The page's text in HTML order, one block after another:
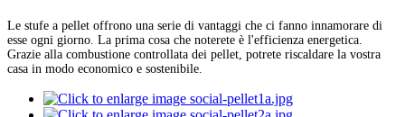
Le stufe a pellet offrono una serie di vantaggi che ci fanno innamorare di
esse ogni giorno. La prima cosa che noterete è l'efficienza energetica.
Grazie alla combustione controllata dei pellet, potrete riscaldare la vostra
casa in modo economico e sostenibile.